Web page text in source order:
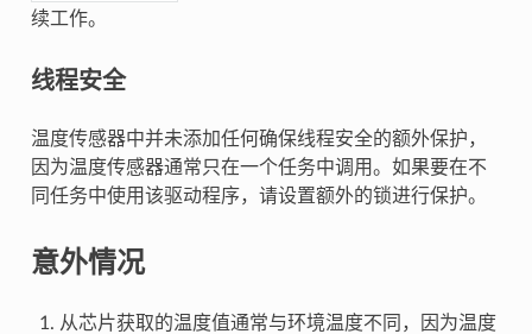
续工作。
线程安全
温度传感器中并未添加任何确保线程安全的额外保护，
因为温度传感器通常只在一个任务中调用。如果要在不
同任务中使用该驱动程序，请设置额外的锁进行保护。
意外情况
从芯片获取的温度值通常与环境温度不同，因为温度